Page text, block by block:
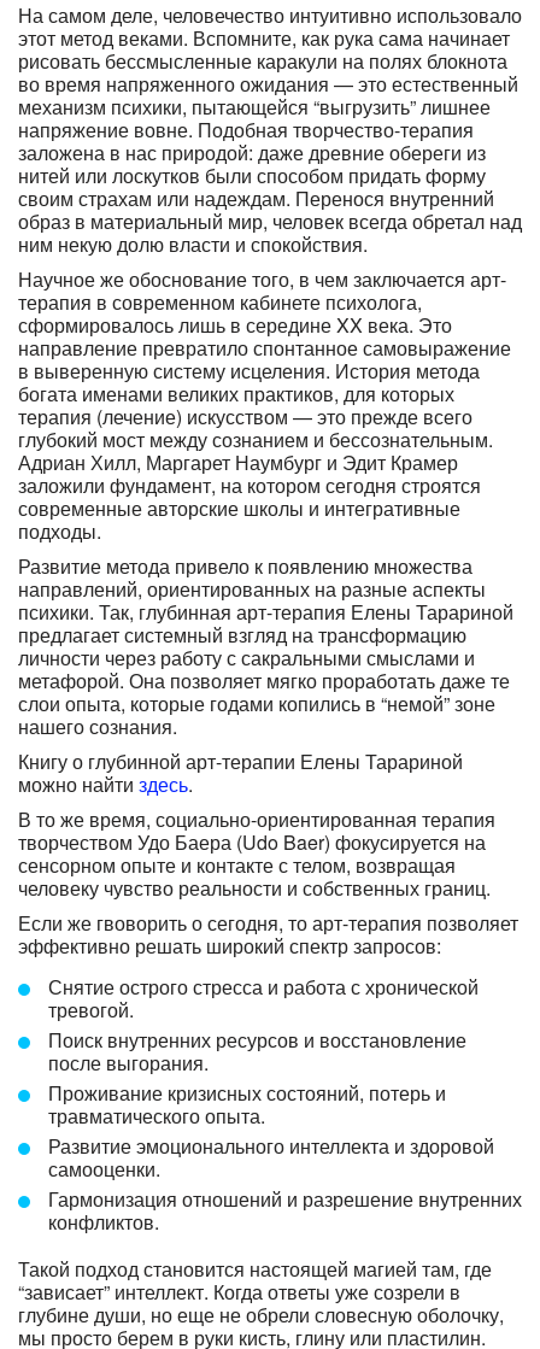
На самом деле, человечество интуитивно использовало
этот метод веками. Вспомните, как рука сама начинает
рисовать бессмысленные каракули на полях блокнота
во время напряженного ожидания — это естественный
механизм психики, пытающейся “выгрузить” лишнее
напряжение вовне. Подобная творчество-терапия
заложена в нас природой: даже древние обереги из
нитей или лоскутков были способом придать форму
своим страхам или надеждам. Перенося внутренний
образ в материальный мир, человек всегда обретал над
ним некую долю власти и спокойствия.
Научное же обоснование того, в чем заключается арт-
терапия в современном кабинете психолога,
сформировалось лишь в середине XX века. Это
направление превратило спонтанное самовыражение
в выверенную систему исцеления. История метода
богата именами великих практиков, для которых
терапия (лечение) искусством — это прежде всего
глубокий мост между сознанием и бессознательным.
Адриан Хилл, Маргарет Наумбург и Эдит Крамер
заложили фундамент, на котором сегодня строятся
современные авторские школы и интегративные
подходы.
Развитие метода привело к появлению множества
направлений, ориентированных на разные аспекты
психики. Так, глубинная арт-терапия Елены Тарариной
предлагает системный взгляд на трансформацию
личности через работу с сакральными смыслами и
метафорой. Она позволяет мягко проработать даже те
слои опыта, которые годами копились в “немой” зоне
нашего сознания.
Книгу о глубинной арт-терапии Елены Тарариной
можно найти здесь.
В то же время, социально-ориентированная терапия
творчеством Удо Баера (Udo Baer) фокусируется на
сенсорном опыте и контакте с телом, возвращая
человеку чувство реальности и собственных границ.
Если же гвоворить о сегодня, то арт-терапия позволяет
эффективно решать широкий спектр запросов:
Снятие острого стресса и работа с хронической
тревогой.
Поиск внутренних ресурсов и восстановление
после выгорания.
Проживание кризисных состояний, потерь и
травматического опыта.
Развитие эмоционального интеллекта и здоровой
самооценки.
Гармонизация отношений и разрешение внутренних
конфликтов.
Такой подход становится настоящей магией там, где
“зависает” интеллект. Когда ответы уже созрели в
глубине души, но еще не обрели словесную оболочку,
мы просто берем в руки кисть, глину или пластилин.